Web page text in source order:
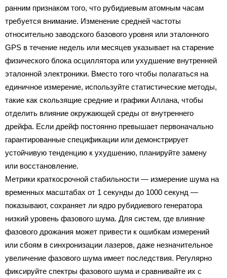
ранним признаком того, что рубидиевым атомным часам
требуется внимание. Изменение средней частоты
относительно заводского базового уровня или эталонного
GPS в течение недель или месяцев указывает на старение
физического блока осциллятора или ухудшение внутренней
эталонной электроники. Вместо того чтобы полагаться на
единичное измерение, используйте статистические методы,
такие как скользящие средние и графики Аллана, чтобы
отделить влияние окружающей среды от внутреннего
дрейфа. Если дрейф постоянно превышает первоначально
гарантированные спецификации или демонстрирует
устойчивую тенденцию к ухудшению, планируйте замену
или восстановление.
Метрики краткосрочной стабильности — измерение шума на
временных масштабах от 1 секунды до 1000 секунд —
показывают, сохраняет ли ядро рубидиевого генератора
низкий уровень фазового шума. Для систем, где влияние
фазового дрожания может привести к ошибкам измерений
или сбоям в синхронизации лазеров, даже незначительное
увеличение фазового шума имеет последствия. Регулярно
фиксируйте спектры фазового шума и сравнивайте их с